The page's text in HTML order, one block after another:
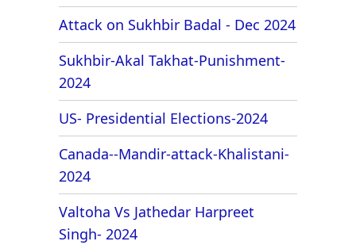
Attack on Sukhbir Badal - Dec 2024
Sukhbir-Akal Takhat-Punishment-
2024
US- Presidential Elections-2024
Canada--Mandir-attack-Khalistani-
2024
Valtoha Vs Jathedar Harpreet
Singh- 2024